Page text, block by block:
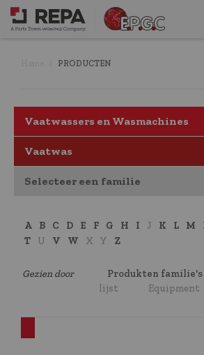
PRODUCTEN
Vaatwassers en Wasmachines
Vaatwas
Selecteer een familie
A B C D E F G H I J K L M
T
U V W X Y Z
Gezien door Produkten familie's
lijst
Equipment